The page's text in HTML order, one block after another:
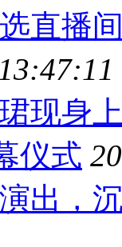
直播
现身
仪式
出，